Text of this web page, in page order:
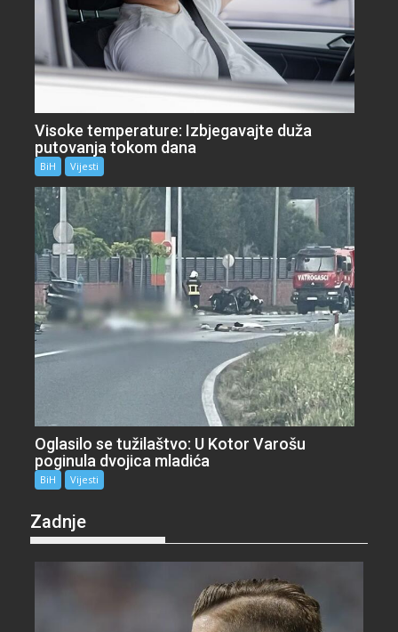
Visoke temperature: Izbjegavajte duža
putovanja tokom dana
BiH Vijesti
Oglasilo se tužilaštvo: U Kotor Varošu
poginula dvojica mladića
BiH Vijesti
Zadnje